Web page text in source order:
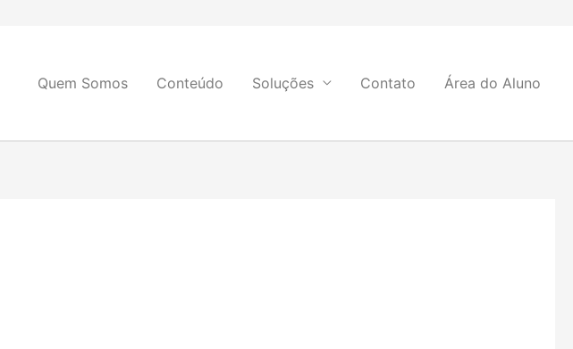
Quem Somos Conteúdo Soluções Contato Área do Aluno